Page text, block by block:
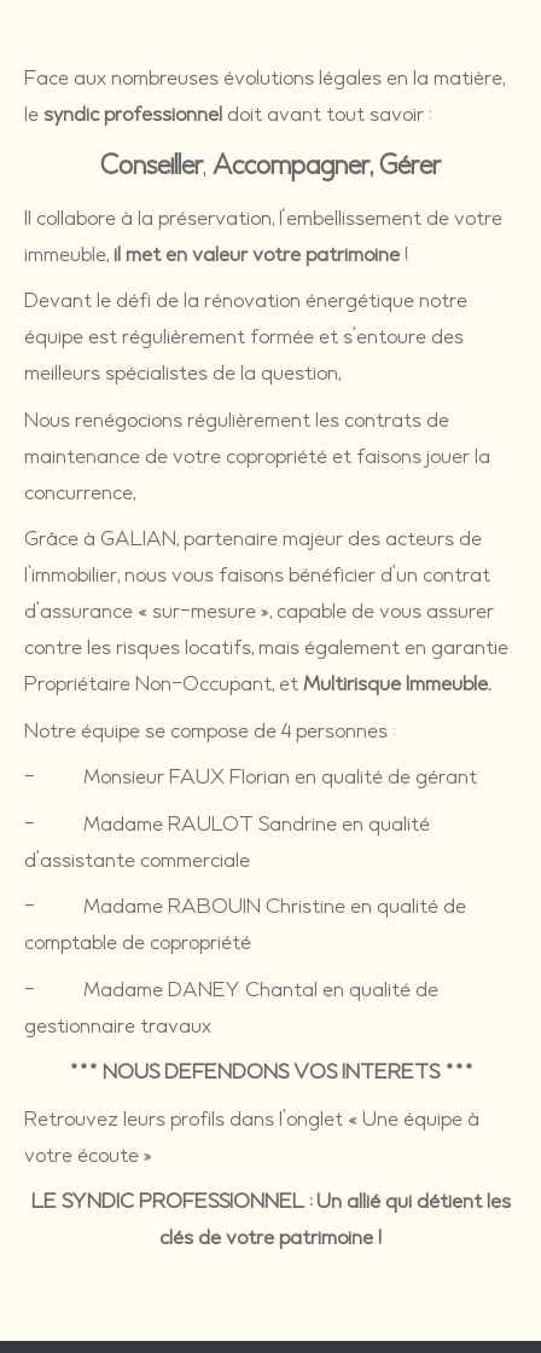
Face aux nombreuses évolutions légales en la matière,
lesyndic professionnel doit avant tout savoir :
Conseiller, Accompagner, Gérer
Il collabore à la préservation, l'embellissement de votre
immeuble,il met en valeur votre patrimoine !
Devant le défi de la rénovation énergétique notre
équipe est régulièrement formée et s’entoure des
meilleurs spécialistes de la question,
Nous renégocions régulièrement les contrats de
maintenance de votre copropriété et faisons jouer la
concurrence,
Grâce à GALIAN, partenaire majeur des acteurs de
l’immobilier, nous vous faisons bénéficier d’un contrat
d’assurance « sur-mesure », capable de vous assurer
contre les risques locatifs, mais également en garantie
Propriétaire Non-Occupant, etMultirisque Immeuble.
Notre équipe se compose de 4 personnes :
- Monsieur FAUX Florian en qualité de gérant
- Madame RAULOT Sandrine en qualité
d’assistante commerciale
- Madame RABOUIN Christine en qualité de
comptable de copropriété
- Madame DANEY Chantal en qualité de
gestionnaire travaux
*** NOUS DEFENDONS VOS INTERETS ***
Retrouvez leurs profils dans l’onglet « Une équipe à
votre écoute »
LE SYNDIC PROFESSIONNEL : Un allié qui détient les
clés de votre patrimoine !